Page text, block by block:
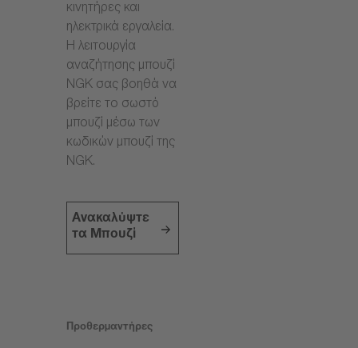
κινητήρες και
ηλεκτρικά εργαλεία.
Η λειτουργία
αναζήτησης μπουζί
NGK σας βοηθά να
βρείτε το σωστό
μπουζί μέσω των
κωδικών μπουζί της
NGK.
Ανακαλύψτε
τα Μπουζί
Προθερμαντήρες